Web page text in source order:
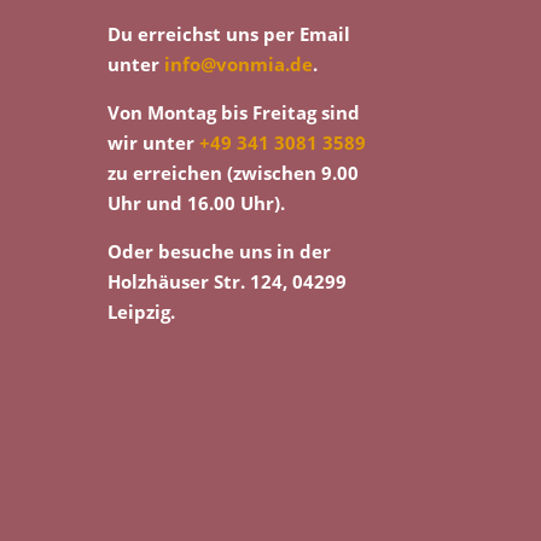
Du erreichst uns per Email
unter info@vonmia.de.
Von Montag bis Freitag sind
wir unter+49 341 3081 3589
zu erreichen (zwischen 9.00
Uhr und 16.00 Uhr).
Oder besuche uns in der
Holzhäuser Str. 124, 04299
Leipzig.